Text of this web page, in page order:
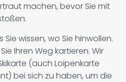
machen, bevor Sie mit
Sie wissen, wo Sie hinwollen.
Ihren Weg kartieren. Wir
(auch Loipenkarte
bei sich zu haben, um die